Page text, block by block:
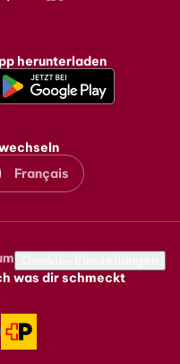
herunterladen
Français
was dir schmeckt